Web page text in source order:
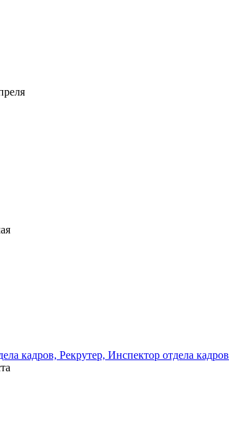
кадров, Рекрутер, Инспектор отдела кадров